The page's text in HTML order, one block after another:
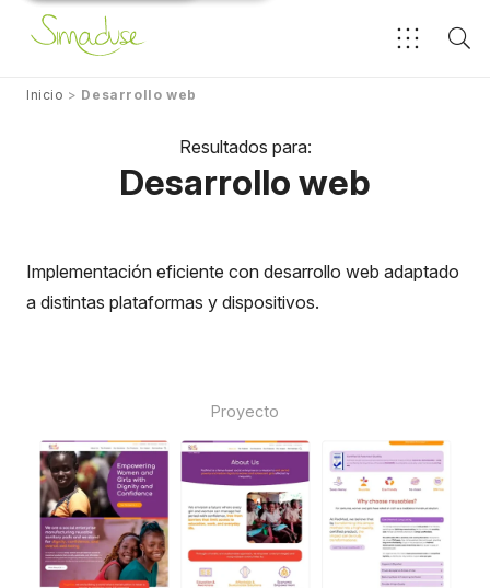
Inicio > Desarrollo web
Resultados para:
Desarrollo web
Implementación eficiente con desarrollo web adaptado
a distintas plataformas y dispositivos.
Proyecto